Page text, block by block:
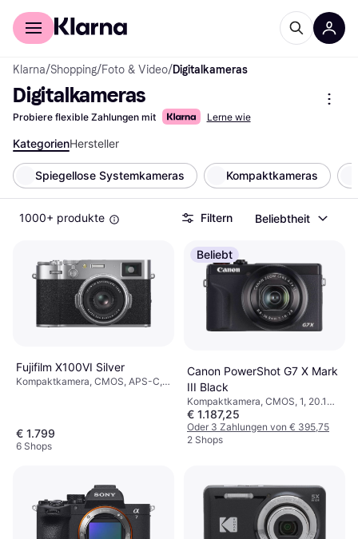
Für Shopper
Klarna/Shopping/Foto & Video/Digitalkameras
Digitalkameras
Probiere flexible Zahlungen mit Lerne wie
KategorienHersteller
Spiegellose Systemkameras Kompaktkameras
1000+ produkte Filtern Beliebtheit
Fujifilm X100VI Silver
Kompaktkamera, CMOS, APS-C,
€ 1.799
6 Shops
Beliebt
Canon PowerShot G7 X Mark
III Black
Kompaktkamera, CMOS, 1, 20.1
MP, PictBridge,
Sequenzaufnahme,
Gesichtserkennung, 304g
€ 1.187,25
Oder 3 Zahlungen von € 395,75
2 Shops